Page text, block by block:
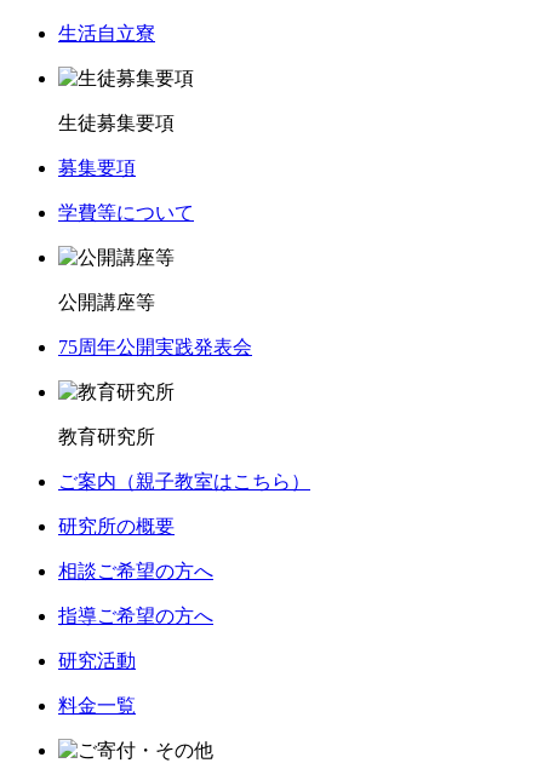
生活自立寮
生徒募集要項
募集要項
学費等について
公開講座等
75周年公開実践発表会
教育研究所
ご案内（親子教室はこちら）
研究所の概要
相談ご希望の方へ
指導ご希望の方へ
研究活動
料金一覧